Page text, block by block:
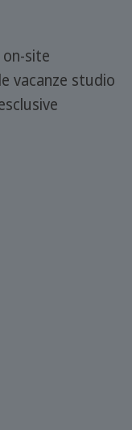
site
vacanze studio